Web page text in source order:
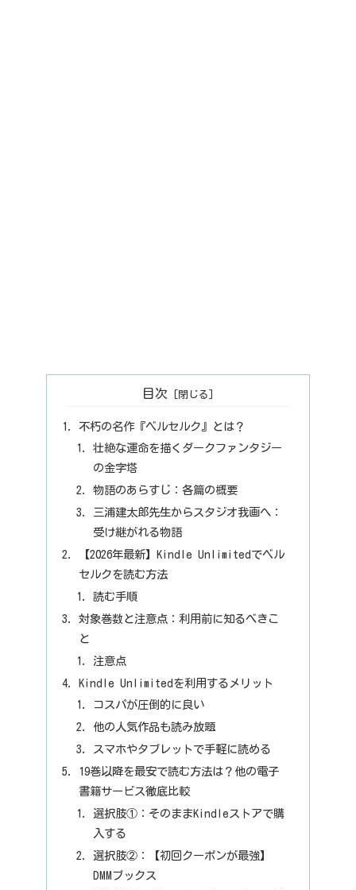
目次
不朽の名作『ベルセルク』とは？
壮絶な運命を描くダークファンタジー
の金字塔
物語のあらすじ：各篇の概要
三浦建太郎先生からスタジオ我画へ：
受け継がれる物語
【2026年最新】Kindle Unlimitedでベル
セルクを読む方法
読む手順
対象巻数と注意点：利用前に知るべきこ
と
注意点
Kindle Unlimitedを利用するメリット
コスパが圧倒的に良い
他の人気作品も読み放題
スマホやタブレットで手軽に読める
19巻以降を最安で読む方法は？他の電子
書籍サービス徹底比較
選択肢①：そのままKindleストアで購
入する
選択肢②：【初回クーポンが最強】
DMMブックス